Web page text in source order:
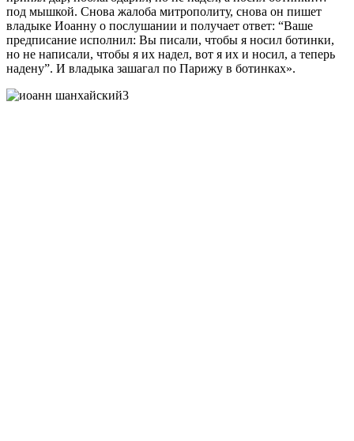
под мышкой. Снова жалоба митрополиту, снова он пишет
владыке Иоанну о послушании и получает ответ: “Ваше
предписание исполнил: Вы писали, чтобы я носил ботинки,
но не написали, чтобы я их надел, вот я их и носил, а теперь
надену”. И владыка зашагал по Парижу в ботинках».